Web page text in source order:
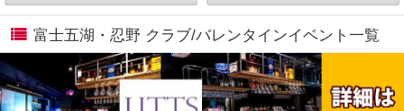
富士五湖・忍野 クラブ/バレンタインイベント一覧